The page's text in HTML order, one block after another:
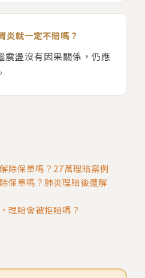
炎就一定不賠嗎？
震盪沒有因果關係，仍應
除保單嗎？27萬理賠案例
保單嗎？肺炎理賠後遭解
理賠會被拒賠嗎？